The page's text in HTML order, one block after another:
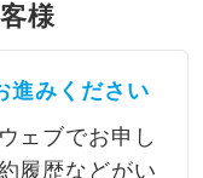
様
進みください
ェブでお申し
履歴などがい